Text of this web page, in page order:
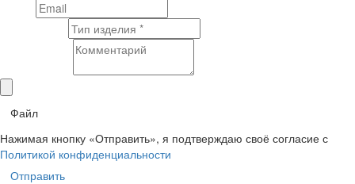
Файл
Нажимая кнопку «Отправить», я подтверждаю своё согласие с
Политикой конфиденциальности
Отправить